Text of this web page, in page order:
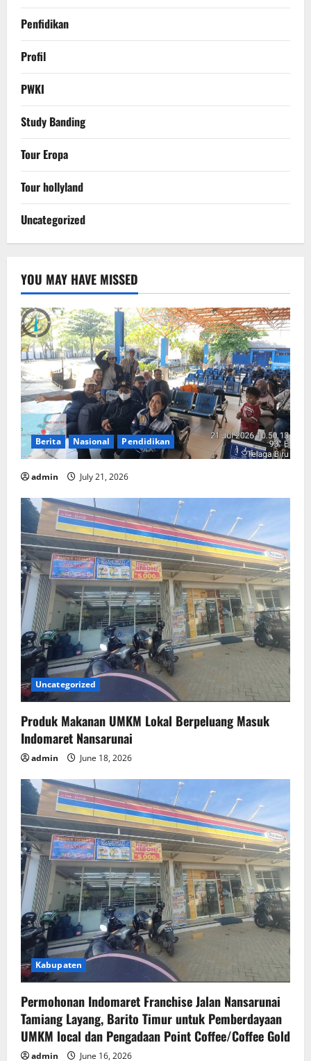
Penfidikan
Profil
PWKI
Study Banding
Tour Eropa
Tour hollyland
Uncategorized
YOU MAY HAVE MISSED
Berita Nasional Pendidikan
admin July 21, 2026
Uncategorized
Produk Makanan UMKM Lokal Berpeluang Masuk
Indomaret Nansarunai
admin June 18, 2026
Kabupaten
Permohonan Indomaret Franchise Jalan Nansarunai
Tamiang Layang, Barito Timur untuk Pemberdayaan
UMKM local dan Pengadaan Point Coffee/Coffee Gold
admin June 16, 2026